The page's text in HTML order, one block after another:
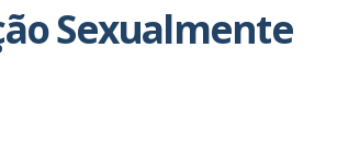
Sexualmente